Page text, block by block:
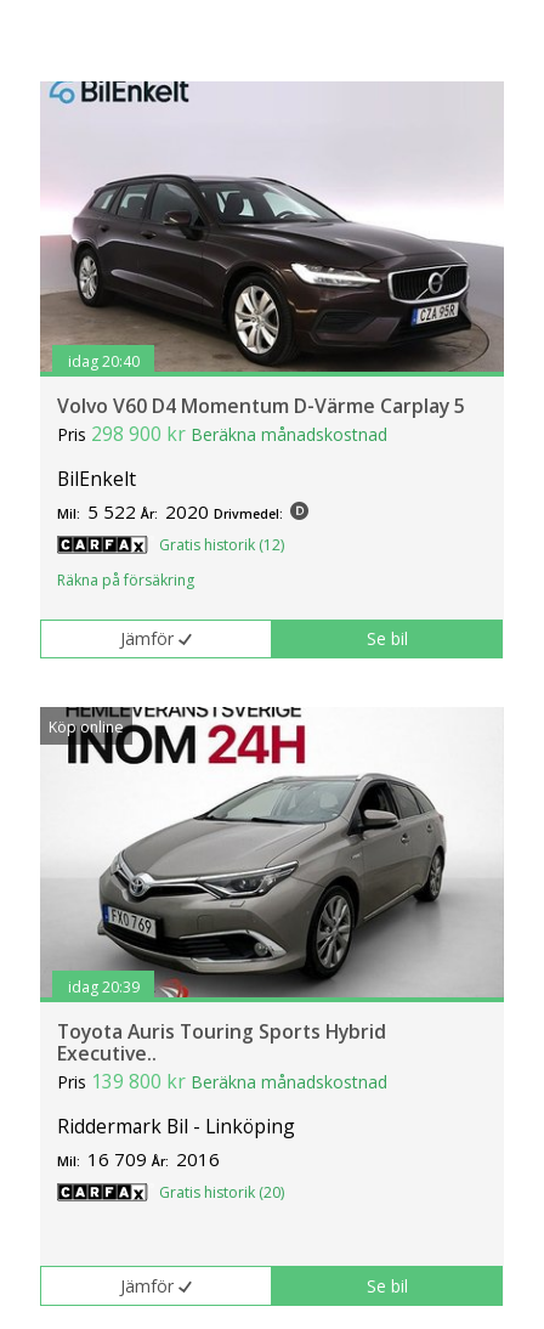
idag 20:40
Volvo V60 D4 Momentum D-Värme Carplay 5
Pris 298 900 kr Beräkna månadskostnad
BilEnkelt
Mil: 5 522 År: 2020 Drivmedel:
Gratis historik (12)
Räkna på försäkring
Jämför Se bil
Köp online
idag 20:39
Toyota Auris Touring Sports Hybrid
Executive..
Pris 139 800 kr Beräkna månadskostnad
Riddermark Bil - Linköping
Mil: 16 709 År: 2016
Gratis historik (20)
Jämför Se bil